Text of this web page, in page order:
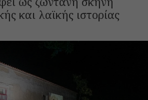
και λαϊκής ιστορίας